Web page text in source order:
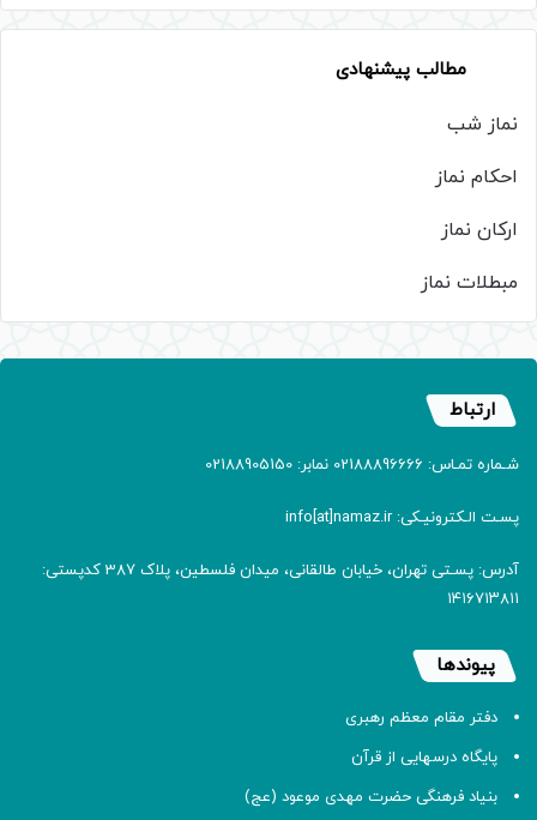
مطالب پیشنهادی
نماز شب
احکام نماز
ارکان نماز
مبطلات نماز
ارتباط
شـماره تمـاس: 02188896666 نمابر: 02188905150
پسـت الـکترونیـکی: info[at]namaz.ir
آدرس: پسـتی تهران، خیابان طالقانی، میدان فلسطین، پلاک 387 کدپستی:
۱۴۱۶۷۱۳۸۱۱
پیوندها
دفتر مقام معظم رهبری
پایگاه درسهایی از قرآن
بنیاد فرهنگی حضرت مهدی موعود (عج)